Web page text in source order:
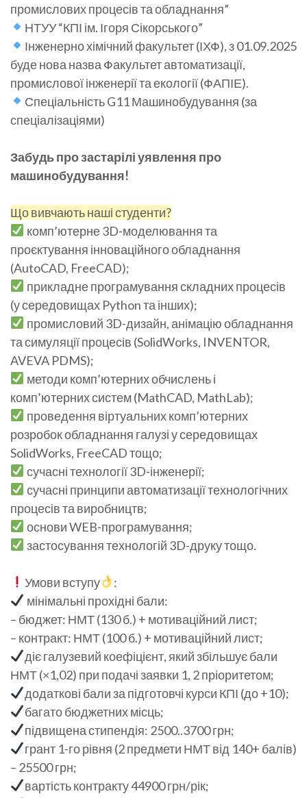
промислових процесів та обладнання”
НТУУ “КПІ ім. Ігоря Сікорського”
Інженерно хімічний факультет (ІХФ), з 01.09.2025
буде нова назва Факультет автоматизації,
промислової інженерії та екології (ФАПІЕ).
Спеціальність G11 Машинобудування (за
спеціалізаціями)
Забудь про застарілі уявлення про
машинобудування!
Що вивчають наші студенти?
комп’ютерне 3D-моделювання та
проєктування інноваційного обладнання
(AutoCAD, FreeCAD);
прикладне програмування складних процесів
(у середовищах Python та інших);
промисловий 3D-дизайн, анімацію обладнання
та симуляції процесів (SolidWorks, INVENTOR,
AVEVA PDMS);
методи комп’ютерних обчислень і
комп’ютерних систем (MathCAD, MathLab);
проведення віртуальних комп’ютерних
розробок обладнання галузі у середовищах
SolidWorks, FreeCAD тощо;
сучасні технології 3D-інженерії;
сучасні принципи автоматизації технологічних
процесів та виробництв;
основи WEB-програмування;
застосування технологій 3D-друку тощо.
Умови вступу
:
мінімальні прохідні бали:
– бюджет: НМТ (130 б.) + мотиваційний лист;
– контракт: НМТ (100 б.) + мотиваційний лист;
діє галузевий коефіцієнт, який збільшує бали
НМТ (×1,02) при подачі заявки 1, 2 пріоритетом;
додаткові бали за підготовчі курси КПІ (до +10);
багато бюджетних місць;
підвищена стипендія: 2500..3700 грн;
грант 1-го рівня (2 предмети НМТ від 140+ балів)
– 25500 грн;
вартість контракту 44900 грн/рік;